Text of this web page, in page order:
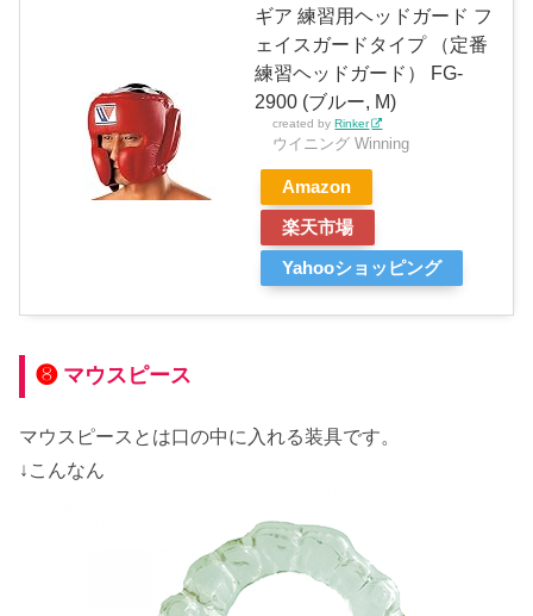
ギア 練習用ヘッドガード フ
ェイスガードタイプ （定番
練習ヘッドガード） FG-
2900 (ブルー, M)
created byRinker
ウイニング Winning
Amazon
楽天市場
Yahooショッピング
❽マウスピース
マウスピースとは口の中に入れる装具です。
↓こんなん